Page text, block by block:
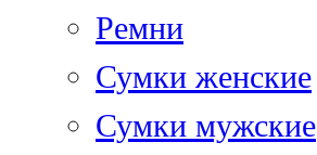
Ремни
Сумки женские
Сумки мужские